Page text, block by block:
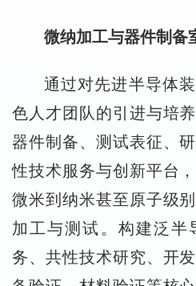
微纳加工与器件制备
通过对先进半导体
色人才团队的引进与培
器件制备、测试表征、
性技术服务与创新平台
微米到纳米甚至原子级
加工与测试。构建泛半
务、共性技术研究、开